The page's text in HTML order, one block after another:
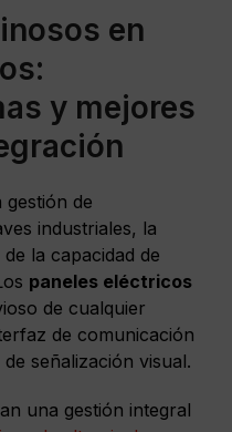
en
y mejores
de
industriales, la
la capacidad de
paneles eléctricos
de cualquier
de comunicación
señalización visual.
una gestión integral